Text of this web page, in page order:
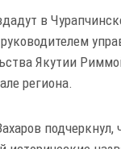
в
Якутии
региона.
подчеркнул,